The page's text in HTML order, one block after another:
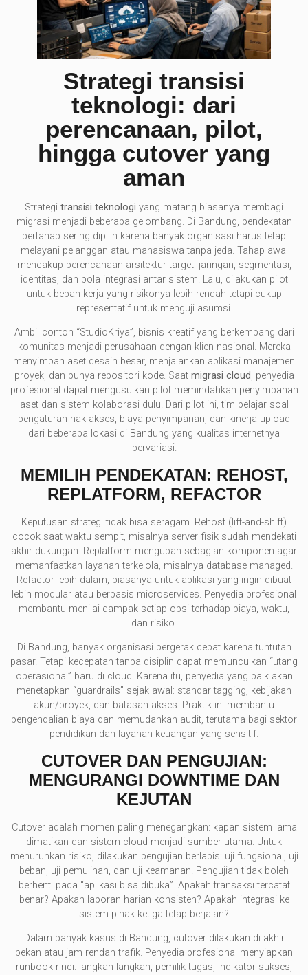
Strategi transisi
teknologi: dari
perencanaan, pilot,
hingga cutover yang
aman
Strategi transisi teknologi yang matang biasanya membagi
migrasi menjadi beberapa gelombang. Di Bandung, pendekatan
bertahap sering dipilih karena banyak organisasi harus tetap
melayani pelanggan atau mahasiswa tanpa jeda. Tahap awal
mencakup perencanaan arsitektur target: jaringan, segmentasi,
identitas, dan pola integrasi antar sistem. Lalu, dilakukan pilot
untuk beban kerja yang risikonya lebih rendah tetapi cukup
representatif untuk menguji asumsi.
Ambil contoh “StudioKriya”, bisnis kreatif yang berkembang dari
komunitas menjadi perusahaan dengan klien nasional. Mereka
menyimpan aset desain besar, menjalankan aplikasi manajemen
proyek, dan punya repositori kode. Saat migrasi cloud, penyedia
profesional dapat mengusulkan pilot memindahkan penyimpanan
aset dan sistem kolaborasi dulu. Dari pilot ini, tim belajar soal
pengaturan hak akses, biaya penyimpanan, dan kinerja upload
dari beberapa lokasi di Bandung yang kualitas internetnya
bervariasi.
MEMILIH PENDEKATAN: REHOST,
REPLATFORM, REFACTOR
Keputusan strategi tidak bisa seragam. Rehost (lift-and-shift)
cocok saat waktu sempit, misalnya server fisik sudah mendekati
akhir dukungan. Replatform mengubah sebagian komponen agar
memanfaatkan layanan terkelola, misalnya database managed.
Refactor lebih dalam, biasanya untuk aplikasi yang ingin dibuat
lebih modular atau berbasis microservices. Penyedia profesional
membantu menilai dampak setiap opsi terhadap biaya, waktu,
dan risiko.
Di Bandung, banyak organisasi bergerak cepat karena tuntutan
pasar. Tetapi kecepatan tanpa disiplin dapat memunculkan “utang
operasional” baru di cloud. Karena itu, penyedia yang baik akan
menetapkan “guardrails” sejak awal: standar tagging, kebijakan
akun/proyek, dan batasan akses. Praktik ini membantu
pengendalian biaya dan memudahkan audit, terutama bagi sektor
pendidikan dan layanan keuangan yang sensitif.
CUTOVER DAN PENGUJIAN:
MENGURANGI DOWNTIME DAN
KEJUTAN
Cutover adalah momen paling menegangkan: kapan sistem lama
dimatikan dan sistem cloud menjadi sumber utama. Untuk
menurunkan risiko, dilakukan pengujian berlapis: uji fungsional, uji
beban, uji pemulihan, dan uji keamanan. Pengujian tidak boleh
berhenti pada “aplikasi bisa dibuka”. Apakah transaksi tercatat
benar? Apakah laporan harian konsisten? Apakah integrasi ke
sistem pihak ketiga tetap berjalan?
Dalam banyak kasus di Bandung, cutover dilakukan di akhir
pekan atau jam rendah trafik. Penyedia profesional menyiapkan
runbook rinci: langkah-langkah, pemilik tugas, indikator sukses,